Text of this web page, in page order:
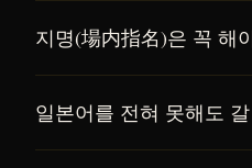
지명(場内指名)은 꼭 해
일본어를 전혀 못해도